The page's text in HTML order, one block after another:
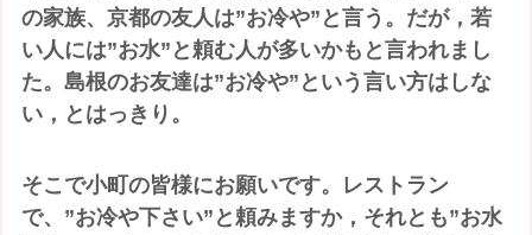
の家族、京都の友人は”お冷や”と言う。だが，若
い人には”お水”と頼む人が多いかもと言われまし
た。島根のお友達は”お冷や”という言い方はしな
い，とはっきり。
そこで小町の皆様にお願いです。レストラン
で、”お冷や下さい”と頼みますか，それとも”お水